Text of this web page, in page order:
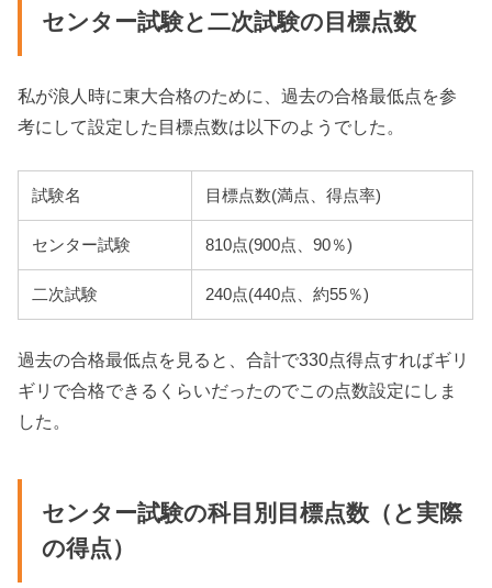
センター試験と二次試験の目標点数
私が浪人時に東大合格のために、過去の合格最低点を参
考にして設定した目標点数は以下のようでした。
試験名 目標点数(満点、得点率)
センター試験 810点(900点、90％)
二次試験 240点(440点、約55％)
過去の合格最低点を見ると、合計で330点得点すればギリ
ギリで合格できるくらいだったのでこの点数設定にしま
した。
センター試験の科目別目標点数（と実際
の得点）